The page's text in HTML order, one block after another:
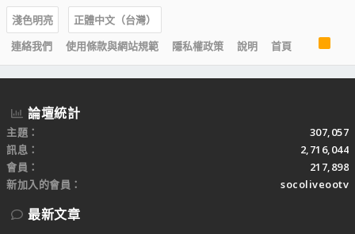
淺色明亮
正體中文（台灣）
連絡我們
使用條款與網站規範 隱私權政策 說明 首頁
S
論壇統計
主題
307,057
訊息
2,716,044
會員
217,898
新加入的會員
socoliveootv
最新文章